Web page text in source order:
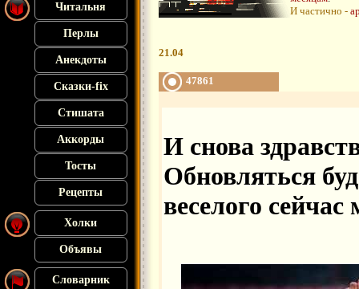
Читальня
Перлы
Анекдоты
Сказки-fix
Стишата
Аккорды
Тосты
Рецепты
Холки
Объявы
Словарник
И частично -
21.04
47861
И снова
Обновляться
веселого сейчас